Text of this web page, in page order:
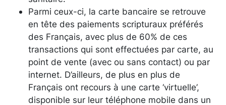
Parmi ceux-ci, la carte bancaire se retrouve
en tête des paiements scripturaux préférés
des Français, avec plus de 60% de ces
transactions qui sont effectuées par carte, au
point de vente (avec ou sans contact) ou par
internet. D’ailleurs, de plus en plus de
Français ont recours à une carte ‘virtuelle’,
disponible sur leur téléphone mobile dans un